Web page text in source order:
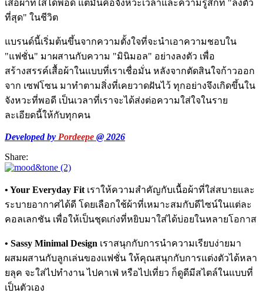
เสื้อผ้าที่ใส่ได้พอดี แต่มันคือจังหวะเวลาและความรู้สึกที่ "ลงตัว
ที่สุด" ในชีวิต
แบรนด์นี้เริ่มต้นขึ้นจากความตั้งใจที่จะนำเอาความชอบใน
"แฟชั่น" มาผสานกับความ "มินิมอล" อย่างลงตัว เพื่อ
สร้างสรรค์เสื้อผ้าในแบบที่เราเชื่อมั่น หลังจากตัดสินใจก้าวออก
จาก เซฟโซน มาทำตามสิ่งที่เคยวาดฝันไว้ ทุกอย่างจึงเกิดขึ้นใน
จังหวะที่พอดี เป็นเวลาที่เราจะได้ส่งต่อความใส่ใจในราย
ละเอียดนี้ให้กับทุกคน
Developed by Pordeepe @ 2026
Share:
• Your Everyday Fit เราให้ความสำคัญกับเนื้อผ้าที่ใส่สบายและ
ระบายอากาศได้ดี โดยเลือกใช้ผ้าที่เหมาะสมกับดีไซน์ในแต่ละ
คอลเลกชัน เพื่อให้เป็นชุดเก่งที่หยิบมาใส่ได้บ่อยในหลายโอกาส
• Sassy Minimal Design เราสนุกกับการนำความเรียบง่ายมา
ผสมผสานกับลูกเล่นของแฟชั่น ให้คุณสนุกกับการแต่งตัวได้หลา
ยลุค จะใส่ไปทำงาน ไปคาเฟ่ หรือไปเที่ยว ก็ดูดีมีสไตล์ในแบบที่
เป็นตัวเอง